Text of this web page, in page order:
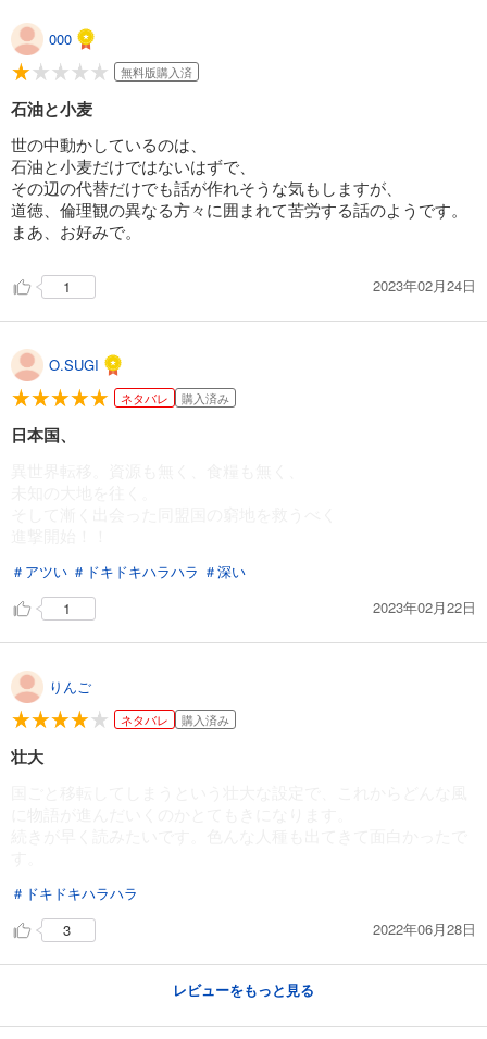
000
無料版購入済
石油と小麦
世の中動かしているのは、
石油と小麦だけではないはずで、
その辺の代替だけでも話が作れそうな気もしますが、
道徳、倫理観の異なる方々に囲まれて苦労する話のようです。
まあ、お好みで。
1 2023年02月24日
O.SUGI
ネタバレ 購入済み
日本国、
＃アツい ＃ドキドキハラハラ ＃深い
1
2023年02月22日
りんご
ネタバレ 購入済み
壮大
＃ドキドキハラハラ
3
2022年06月28日
レビューをもっと見る